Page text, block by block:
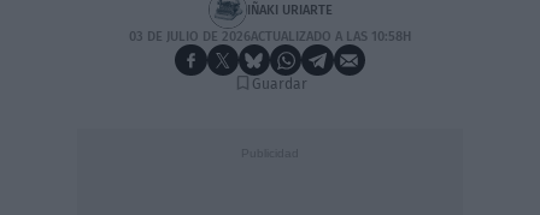
IÑAKI URIARTE
03 DE JULIO DE 2026ACTUALIZADO A LAS 10:58H
Guardar